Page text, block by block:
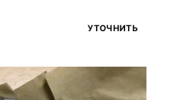
УТОЧНИТЬ